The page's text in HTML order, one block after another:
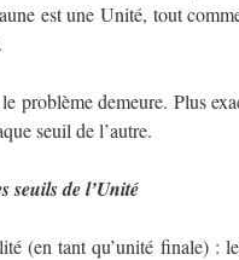
est une Unité, tout
problème demeure. Plus
seuil de l’autre.
seuils de l’Unité
(en tant qu’unité finale) :